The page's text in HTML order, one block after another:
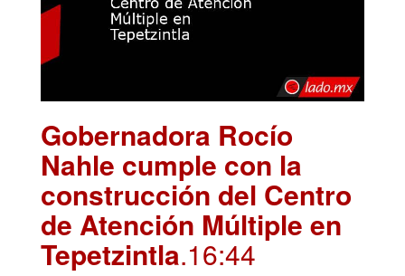
Gobernadora Rocío
Nahle cumple con la
construcción del Centro
de Atención Múltiple en
Tepetzintla.16:44